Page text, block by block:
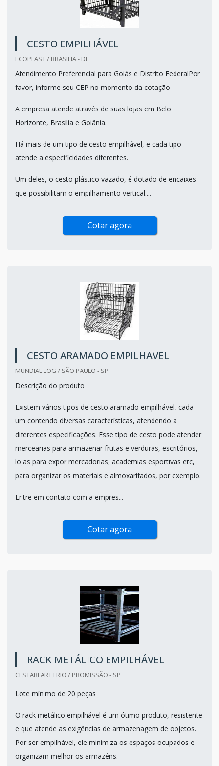
CESTO EMPILHÁVEL
ECOPLAST / BRASILIA - DF
Atendimento Preferencial para Goiás e Distrito FederalPor
favor, informe seu CEP no momento da cotação
A empresa atende através de suas lojas em Belo
Horizonte, Brasília e Goiânia.
Há mais de um tipo de cesto empilhável, e cada tipo
atende a especificidades diferentes.
Um deles, o cesto plástico vazado, é dotado de encaixes
que possibilitam o empilhamento vertical....
Cotar agora
CESTO ARAMADO EMPILHAVEL
MUNDIAL LOG / SÃO PAULO - SP
Descrição do produto
Existem vários tipos de cesto aramado empilhável, cada
um contendo diversas características, atendendo a
diferentes especificações. Esse tipo de cesto pode atender
mercearias para armazenar frutas e verduras, escritórios,
lojas para expor mercadorias, academias esportivas etc,
para organizar os materiais e almoxarifados, por exemplo.
Entre em contato com a empres...
Cotar agora
RACK METÁLICO EMPILHÁVEL
CESTARI ART FRIO / PROMISSÃO - SP
Lote mínimo de 20 peças
O rack metálico empilhável é um ótimo produto, resistente
e que atende as exigências de armazenagem de objetos.
Por ser empilhável, ele minimiza os espaços ocupados e
organizam melhor os armazéns.